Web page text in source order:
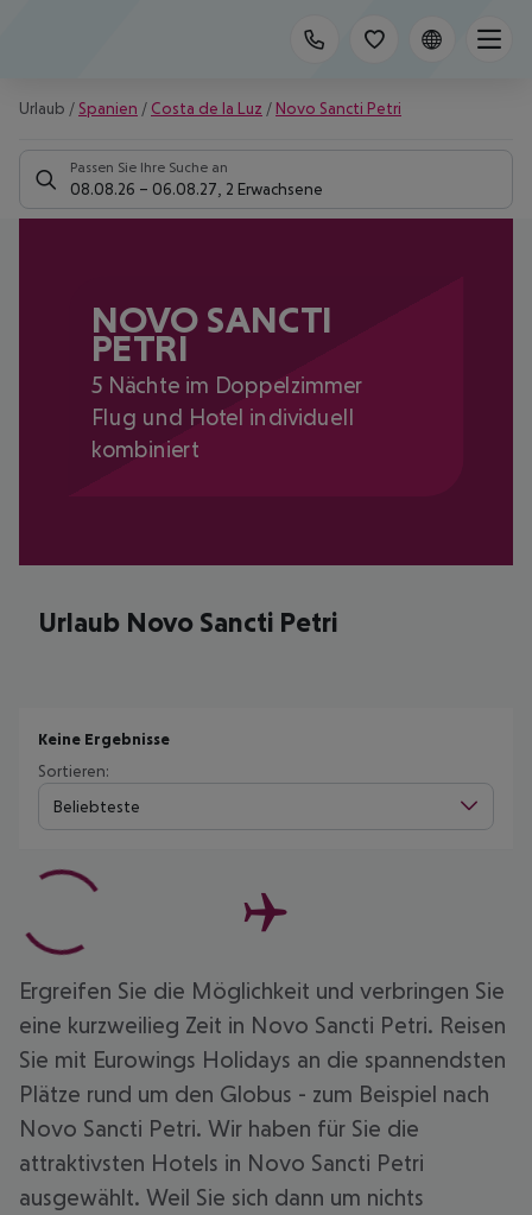
Urlaub / Spanien / Costa de la Luz / Novo Sancti Petri
Passen Sie Ihre Suche an
08.08.26 – 06.08.27 2 Erwachsene
NOVO SANCTI
PETRI
5 Nächte im Doppelzimmer
Flug und Hotel individuell
kombiniert
Urlaub Novo Sancti Petri
Keine Ergebnisse
Sortieren:
Beliebteste
Ergreifen Sie die Möglichkeit und verbringen Sie
eine kurzweilieg Zeit in Novo Sancti Petri. Reisen
Sie mit Eurowings Holidays an die spannendsten
Plätze rund um den Globus - zum Beispiel nach
Novo Sancti Petri. Wir haben für Sie die
attraktivsten Hotels in Novo Sancti Petri
ausgewählt. Weil Sie sich dann um nichts